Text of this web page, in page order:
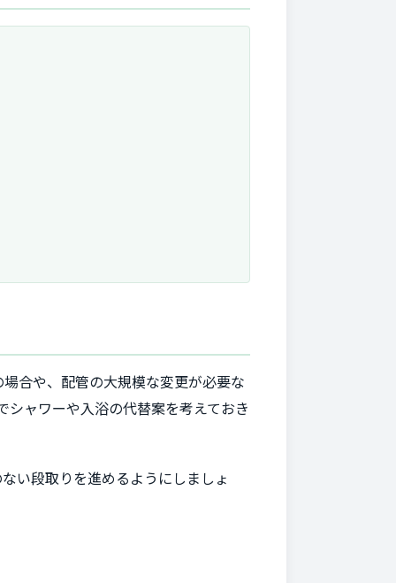
合や、配管の大規模な変更が必要な
ャワーや入浴の代替案を考えておき
い段取りを進めるようにしましょ